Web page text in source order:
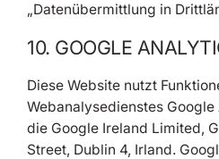
„Datenübermittlung in
10. GOOGLE
Diese Website nutzt
Webanalysedienstes
die Google Ireland Limited,
Street, Dublin 4, Irland.